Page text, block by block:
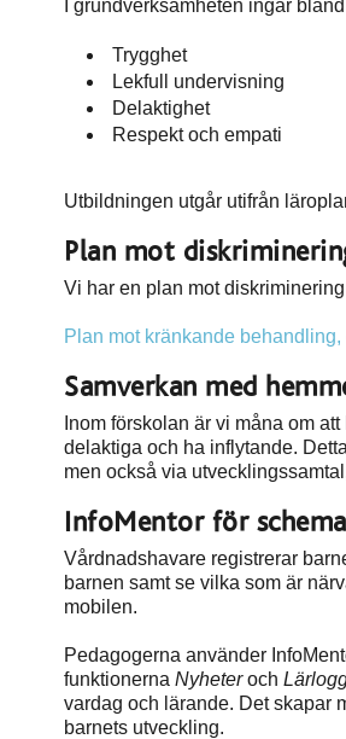
I grundverksamheten ingår
Trygghet
Lekfull undervisning
Delaktighet
Respekt och empati
Utbildningen utgår utifrån
Plan mot
Vi har en plan mot
Plan mot kränkande
Samverkan med
Inom förskolan är vi måna om
delaktiga och ha inflytande.
men också via
InfoMentor för
Vårdnadshavare registrerar
barnen samt se vilka som är
mobilen.
Pedagogerna använder
funktionerna Nyheteroch
vardag och lärande. Det skapar
barnets utveckling.